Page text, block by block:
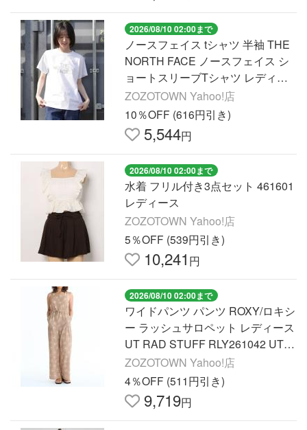
2026/08/10 02:00まで
ノースフェイス tシャツ 半袖 THE
NORTH FACE ノースフェイス シ
ョートスリーブTシャツ レディー
ス NTW32581 レディース
ZOZOTOWN Yahoo!店
10％OFF (616円引き)
5,544円
2026/08/10 02:00まで
水着 フリル付き3点セット 461601
レディース
ZOZOTOWN Yahoo!店
5％OFF (539円引き)
10,241 円
2026/08/10 02:00まで
ワイドパンツ パンツ ROXY/ロキシ
ー ラッシュサロペット レディース
UT RAD STUFF RLY261042 UT
レディース
ZOZOTOWN Yahoo!店
4％OFF (511円引き)
9,719円